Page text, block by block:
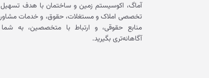
آماگ، اکوسیستم زمین و ساختمان با هدف
تخصصی املاک و مستغلات، حقوق، و خدمات
منابع حقوقی، و ارتباط با متخصصین، به
آگاهانه‌تری بگیرید.